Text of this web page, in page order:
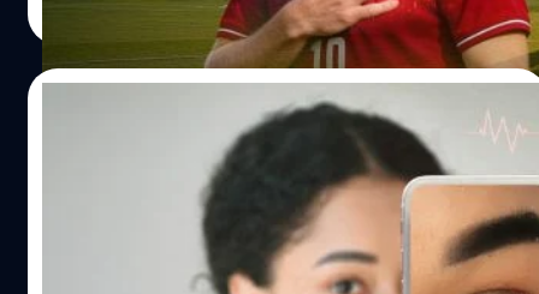
และกลายเป็นสิ่งสูงสุดที่ทรงคุณค่า…
มิถุนายน 2026 ที่ผ่านมา โดยเจ้าตัวได้วูบล้มกลางสนามแข่ง
ท่ามกลางสายตาของเพื่อนนักเตะ และแฟนบอลทั่วโลก ก่อน
จะกลับมามีสติอีกครั้ง และออกจากสนามด้วยตัวเอง เบื้องต้น
สมาคมฟุตบอลเดนมาร์กได้แจ้งข้อมูลว่า นักเตะปลอดภัยดี
และอยู่ระหว่างการตรวจเพิ่มเติมเพื่อหาสาเหตุที่แท้จริง
อย่างไรก็ตาม ภาพนี้ไม่ได้เกิดขึ้นเป็นครั้งแรก แต่สำหรับเอริก
เซนแล้ว นี่คือสิ่งที่เคยเกิดขึ้นแล้วเมื่อปี 2021 ในการแข่งขันยูโร
2020 ที่เขาได้วูบล้มพับไปในขณะที่กำลังวิ่งรับส่งลูกบอลใน
สนาม สร้างความสะเทือนใจทันทีหลังมีการเปิดเผยข้อมูลว่า
รัตนาภรณ์ ศรีนวลจันทร์ | 60 days ago
นักวิจัยใช้ AI ตรวจเลือดจางผ่าน ‘ดวงตา’ โดย
ไม่ต้องใช้เข็มเจาะเลือด
คนกลัวเข็มถูกใจสิ่งนี้ นักวิจัยได้พัฒนาระบบใหม่ที่ใช้เพียงการ